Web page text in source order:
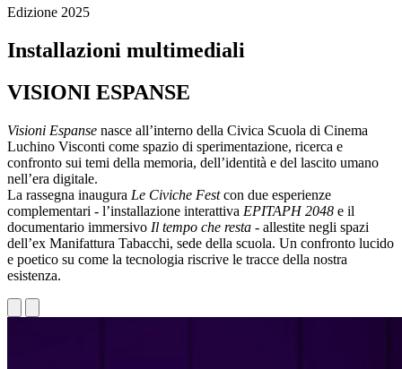
Edizione 2025
Installazioni multimediali
VISIONI ESPANSE
Visioni Espanse nasce all’interno della Civica Scuola di Cinema
Luchino Visconti come spazio di sperimentazione, ricerca e
confronto sui temi della memoria, dell’identità e del lascito umano
nell’era digitale.
La rassegna inaugura Le Civiche Festcon due esperienze
complementari - l’installazione interattiva EPITAPH 2048 e il
documentario immersivo Il tempo che resta - allestite negli spazi
dell’ex Manifattura Tabacchi, sede della scuola. Un confronto lucido
e poetico su come la tecnologia riscrive le tracce della nostra
esistenza.